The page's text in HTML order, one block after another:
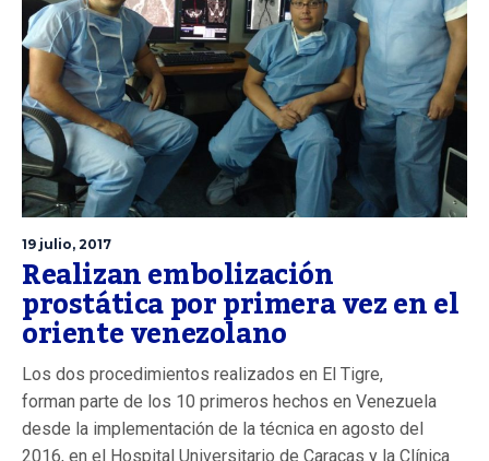
19 julio, 2017
Realizan embolización
prostática por primera vez en el
oriente venezolano
Los dos procedimientos realizados en El Tigre,
forman parte de los 10 primeros hechos en Venezuela
desde la implementación de la técnica en agosto del
2016, en el Hospital Universitario de Caracas y la Clínica